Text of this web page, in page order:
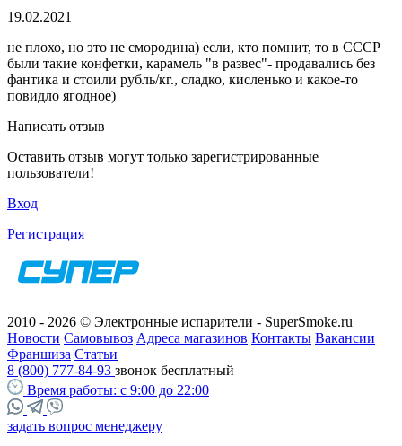
19.02.2021
не плохо, но это не смородина) если, кто помнит, то в СССР
были такие конфетки, карамель "в развес"- продавались без
фантика и стоили рубль/кг., сладко, кисленько и какое-то
повидло ягодное)
Написать отзыв
Оставить отзыв могут только зарегистрированные
пользователи!
Вход
Регистрация
2010 - 2026 © Электронные испарители - SuperSmoke.ru
Новости Самовывоз Адреса магазинов Контакты Вакансии
Франшиза Статьи
8 (800) 777-84-93 звонок бесплатный
Время работы: с 9:00 до 22:00
задать вопрос менеджеру